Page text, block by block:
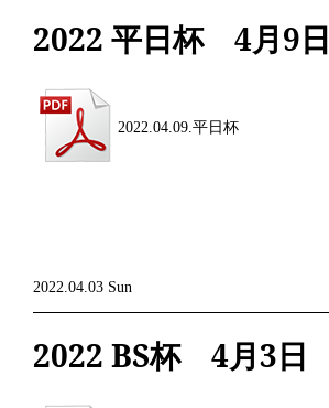
2022 平日杯 4月9日
2022.04.09.平日杯
2022.04.03 Sun
2022 BS杯 4月3日